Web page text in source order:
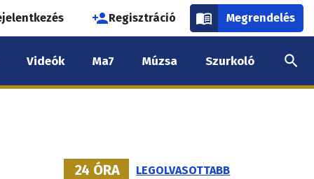
Regisztráció Megrendelés
Videók Ma7 Múzsa Szurkoló
24 ÓRA LEGOLVASOTTABB